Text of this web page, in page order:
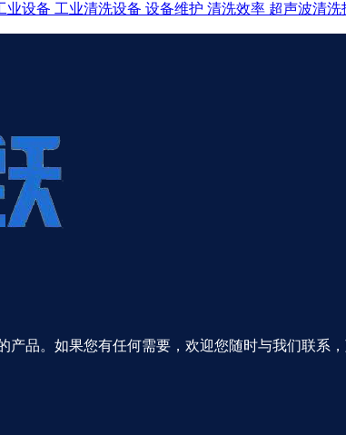
业设备 工业清洗设备 设备维护 清洗效率 超声波清洗
品。如果您有任何需要，欢迎您随时与我们联系，